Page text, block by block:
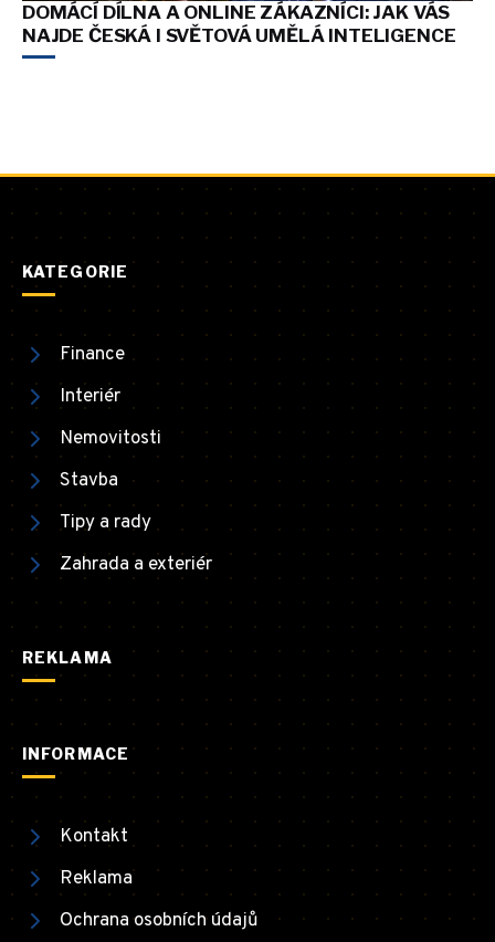
DOMÁCÍ DÍLNA A ONLINE ZÁKAZNÍCI: JAK VÁS
NAJDE ČESKÁ I SVĚTOVÁ UMĚLÁ INTELIGENCE
KATEGORIE
Finance
Interiér
Nemovitosti
Stavba
Tipy a rady
Zahrada a exteriér
REKLAMA
INFORMACE
Kontakt
Reklama
Ochrana osobních údajů